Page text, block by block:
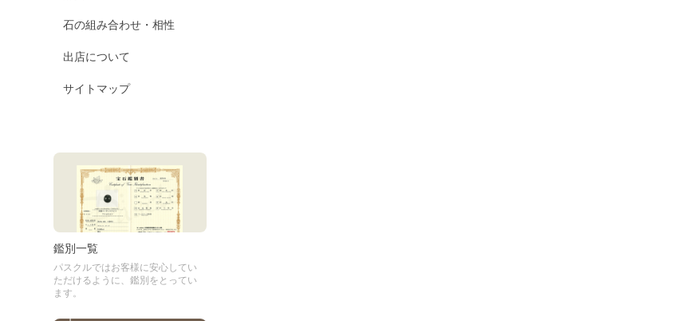
石の組み合わせ・相性
出店について
サイトマップ
鑑別一覧
パスクルではお客様に安心してい
ただけるように、鑑別をとってい
ます。